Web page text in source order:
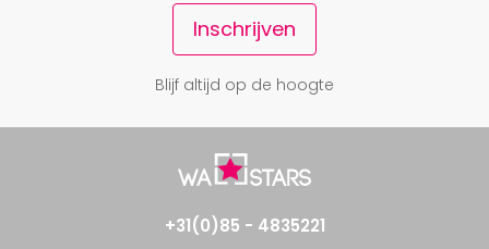
Inschrijven
Blijf altijd op de hoogte
+31(0)85 - 4835221